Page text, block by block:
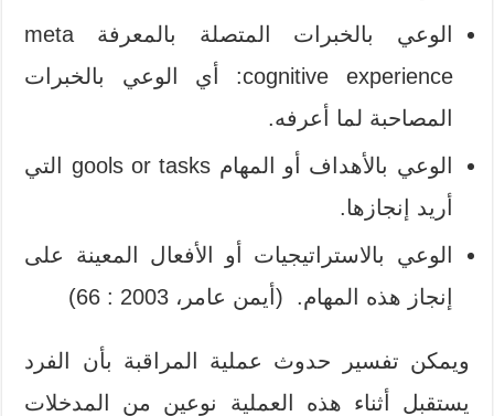
الوعي بالخبرات المتصلة بالمعرفة meta
cognitive experience: أي الوعي بالخبرات
المصاحبة لما أعرفه.
الوعي بالأهداف أو المهام gools or tasks التي
أريد إنجازها.
الوعي بالاستراتيجيات أو الأفعال المعينة على
إنجاز هذه المهام. (أيمن عامر، 2003 : 66)
ويمكن تفسير حدوث عملية المراقبة بأن الفرد
يستقبل أثناء هذه العملية نوعين من المدخلات